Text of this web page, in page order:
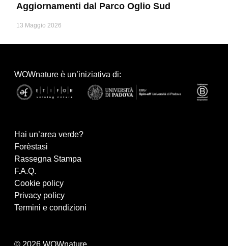
Aggiornamenti dal Parco Oglio Sud
13 Maggio 2026
WOWnature è un’iniziativa di:
Hai un’area verde?
Forèstasi
Rassegna Stampa
F.A.Q.
Cookie policy
Privacy policy
Termini e condizioni
© 2026 WOWnature